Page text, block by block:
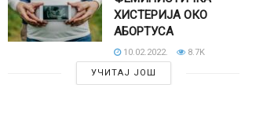
ХИСТЕРИЈА ОКО
АБОРТУСА
10.02.2022.
8.7K
УЧИТАЈ ЈОШ